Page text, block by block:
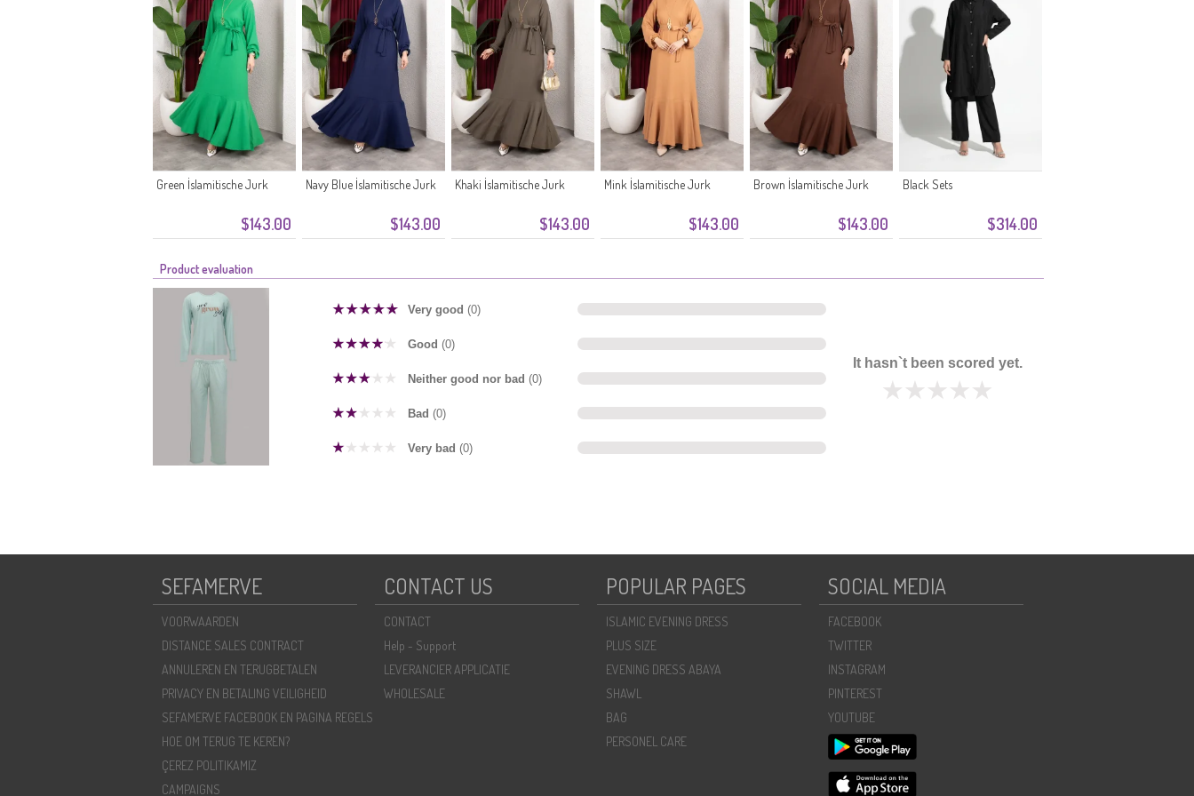
$143.00
Green İslamitische Jurk
$143.00
Navy Blue İslamitische Jurk
$143.00
Khaki İslamitische Jurk
$143.00
Mink İslamitische Jurk
$143.00
Brown İslamitische Jurk
$314.00
Black Sets
Product evaluation
Very good (0)
Good (0)
Neither good nor bad (0)
Bad (0)
Very bad (0)
It hasn`t been scored yet.
SEFAMERVE
VOORWAARDEN
DISTANCE SALES CONTRACT
ANNULEREN EN TERUGBETALEN
PRIVACY EN BETALING VEILIGHEID
SEFAMERVE FACEBOOK EN PAGINA REGELS
HOE OM TERUG TE KEREN?
ÇEREZ POLITIKAMIZ
CAMPAIGNS
CONTACT US
CONTACT
Help - Support
LEVERANCIER APPLICATIE
WHOLESALE
POPULAR PAGES
ISLAMIC EVENING DRESS
PLUS SIZE
EVENING DRESS ABAYA
SHAWL
BAG
PERSONEL CARE
SOCIAL MEDIA
FACEBOOK
TWITTER
INSTAGRAM
PINTEREST
YOUTUBE